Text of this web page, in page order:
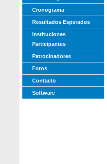
Cronograma
Resultados Esperados
Instituciones
Participantes
Patrocinadores
Fotos
Contacto
Software